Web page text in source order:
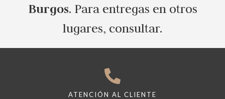
Burgos. Para entregas en otros
lugares, consultar.
ATENCIÓN AL CLIENTE